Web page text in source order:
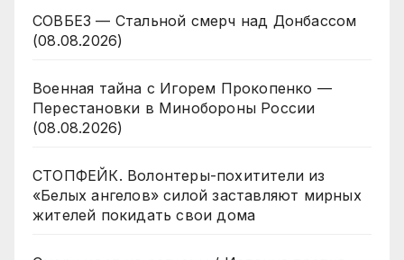
СОВБЕЗ — Стальной смерч над Донбассом
(08.08.2026)
Военная тайна с Игорем Прокопенко —
Перестановки в Минобороны России
(08.08.2026)
СТОПФЕЙК. Волонтеры-похитители из
«Белых ангелов» силой заставляют мирных
жителей покидать свои дома